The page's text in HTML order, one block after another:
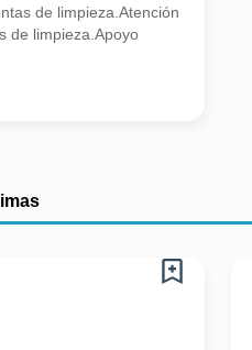
de limpieza.Atención
de limpieza.Apoyo